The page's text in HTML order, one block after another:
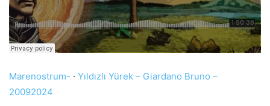
Marenostrum- · Yıldızlı Yürek – Giardano Bruno –
20092024